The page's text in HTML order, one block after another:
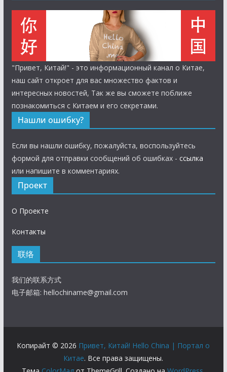
"Привет, Китай!" - это информационный канал о Китае,
наш сайт откроет для вас множество фактов и
интересных новостей, Так же вы сможете поближе
познакомиться с Китаем и его секретами.
Нашли ошибку?
Если вы нашли ошибку, пожалуйста, воспользуйтесь
формой для отправки сообщений об ошибках - ссылка
или напишите в комментариях.
Проект
О Проекте
Контакты
联络
我们的联系方式
电子邮箱: hellochiname@gmail.com
Копирайт © 2026 Привет, Китай! Hello China | Портал о
Китае. Все права защищены.